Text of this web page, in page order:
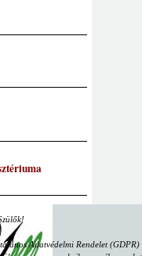
Adatvédelmi Rendelet